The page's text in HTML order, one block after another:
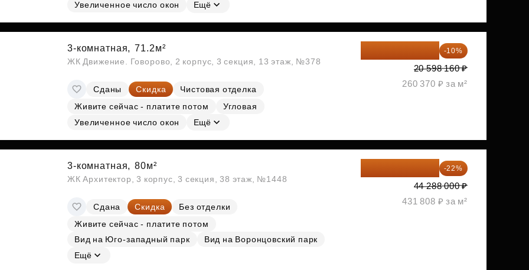
СубсидииУвеличенное число окон
Ещё
3-комнатная, 71.2м²
ЖК Движение. Говорово, 2 корпус, 3 секция, 13 этаж, №378
Сданы Скидка
Чистовая отделка
Живите сейчас - платите потом
Угловая
Увеличенное число окон
Ещё
-10%
20 598 160 ₽
260 370 ₽ за м²
3-комнатная, 80м²
ЖК Архитектор, 3 корпус, 3 секция, 38 этаж, №1448
Сдана Скидка
Без отделки
Живите сейчас - платите потом
Вид на Юго-западный парк
Вид на Воронцовский парк
Ещё
-22%
44 288 000 ₽
431 808 ₽ за м²